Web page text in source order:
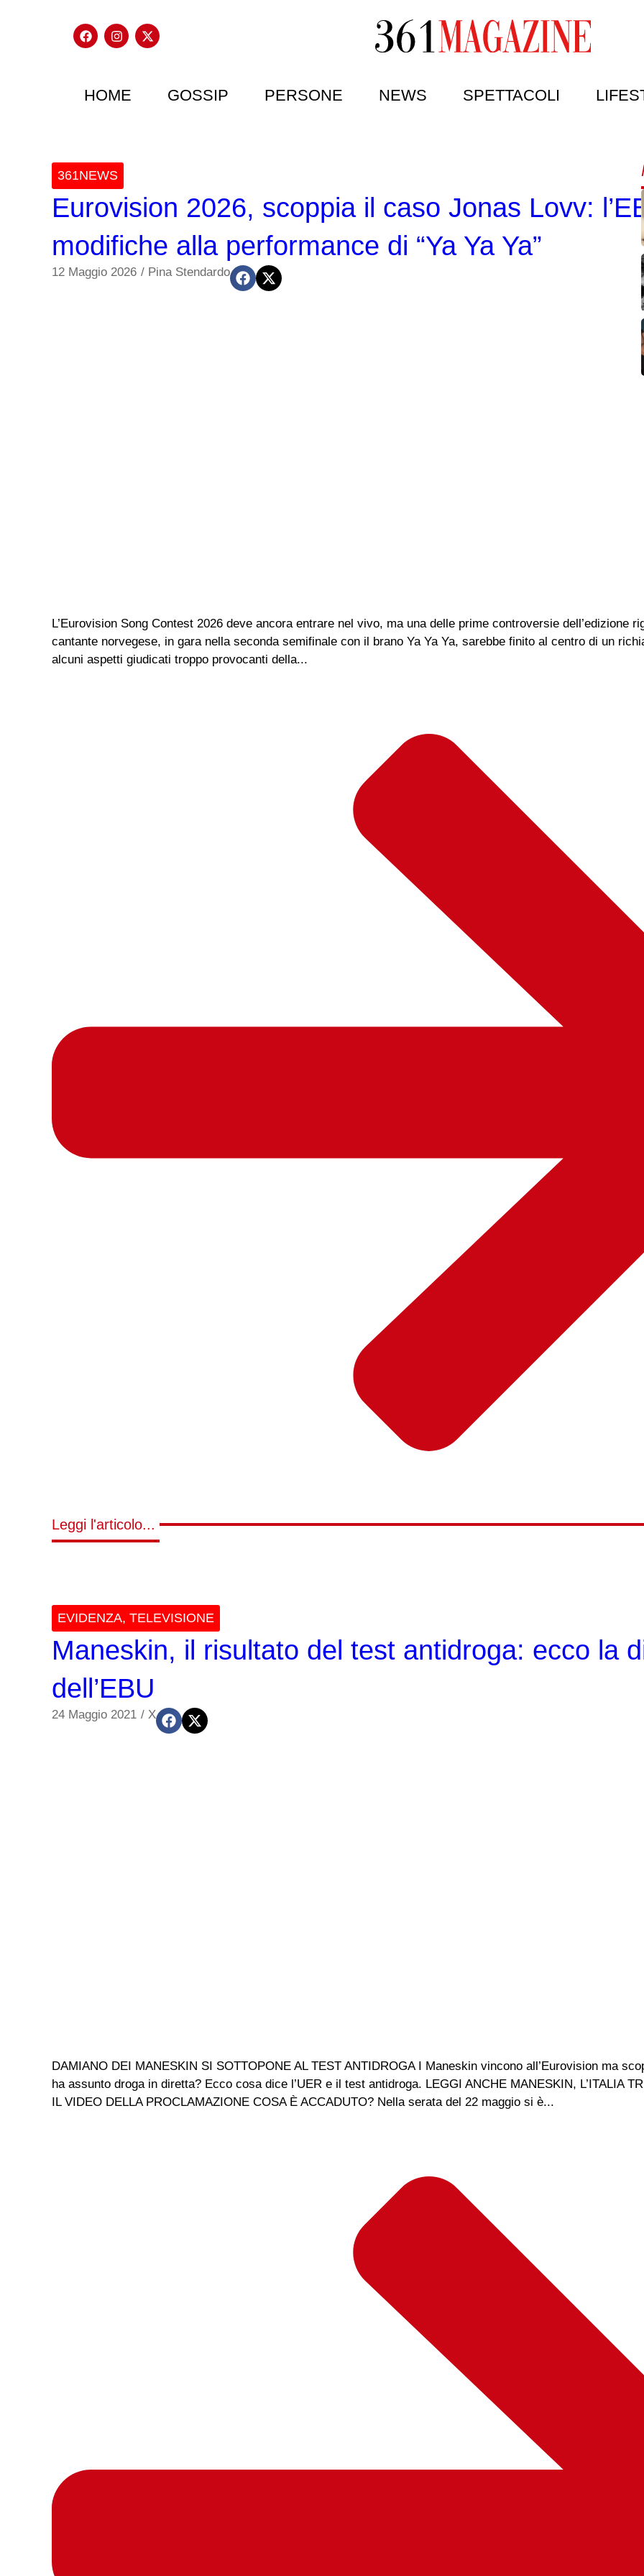
HOME GOSSIP PERSONE NEWS SPETTACOLI
361NEWS
Eurovision 2026, scoppia il caso Jonas Lovv:
modifiche alla performance di “Ya Ya Ya”
12 Maggio 2026 / Pina Stendardo
L’Eurovision Song Contest 2026 deve ancora entrare nel vivo, ma una delle prime controversie dell’edizione
cantante norvegese, in gara nella seconda semifinale con il brano Ya Ya Ya, sarebbe finito al centro di un
alcuni aspetti giudicati troppo provocanti della...
Leggi l'articolo...
EVIDENZA, TELEVISIONE
Maneskin, il risultato del test antidroga: ecco la
dell’EBU
24 Maggio 2021 / X
DAMIANO DEI MANESKIN SI SOTTOPONE AL TEST ANTIDROGA I Maneskin vincono all’Eurovision ma
ha assunto droga in diretta? Ecco cosa dice l’UER e il test antidroga. LEGGI ANCHE MANESKIN, L’ITALIA
IL VIDEO DELLA PROCLAMAZIONE COSA È ACCADUTO? Nella serata del 22 maggio si è...